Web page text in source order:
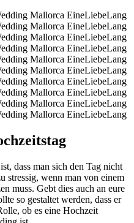
dass man sich den Tag nicht
stressig, wenn man von einem
muss. Gebt dies auch an eure
so gestaltet werden, dass er
ob es eine Hochzeit